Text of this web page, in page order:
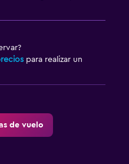
para realizar un
de vuelo